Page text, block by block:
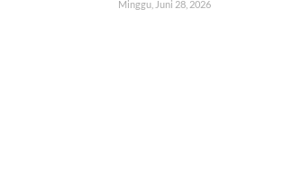
Minggu, Juni 28, 2026